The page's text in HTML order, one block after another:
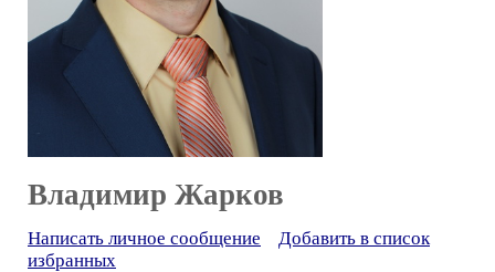
Владимир Жарков
Написать личное сообщение
Добавить в список
избранных